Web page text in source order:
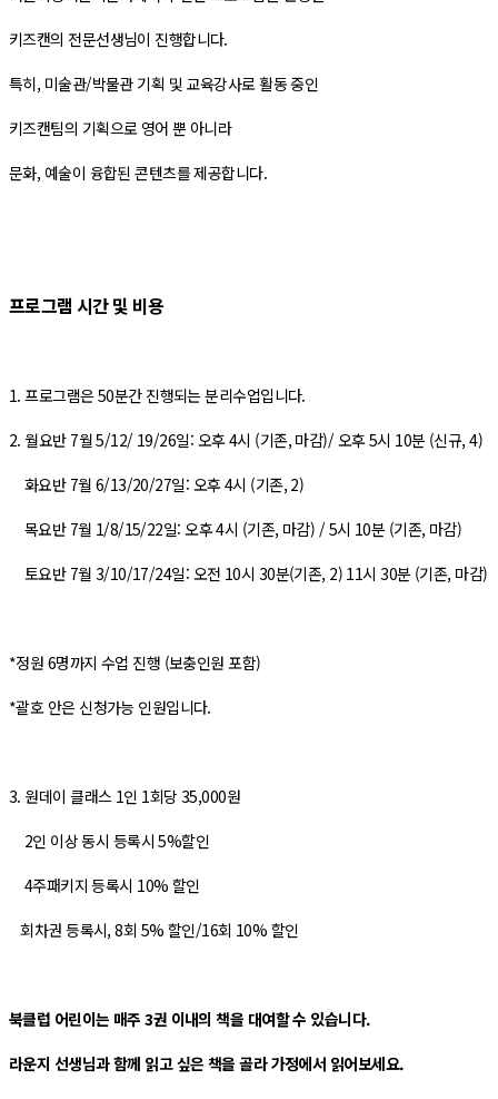
키즈캔의 전문선생님이 진행합니다.
특히, 미술관/박물관 기획 및 교육강사로 활동 중인
키즈캔팀의 기획으로 영어 뿐 아니라
문화, 예술이 융합된 콘텐츠를 제공합니다.
프로그램 시간 및 비용
1. 프로그램은 50분간 진행되는 분리수업입니다.
2. 월요반 7월 5/12/ 19/26일: 오후 4시 (기존, 마감)/ 오후 5시 10분 (신규, 4)
화요반 7월 6/13/20/27일: 오후 4시 (기존, 2)
목요반 7월 1/8/15/22일: 오후 4시 (기존, 마감) / 5시 10분 (기존, 마감)
토요반 7월 3/10/17/24일: 오전 10시 30분(기존, 2) 11시 30분 (기존, 마감)
*정원 6명까지 수업 진행 (보충인원 포함)
*괄호 안은 신청가능 인원입니다.
3. 원데이 클래스 1인 1회당 35,000원
2인 이상 동시 등록시 5%할인
4주패키지 등록시 10% 할인
회차권 등록시, 8회 5% 할인/16회 10% 할인
북클럽 어린이는 매주 3권 이내의 책을 대여할 수 있습니다.
라운지 선생님과 함께 읽고 싶은 책을 골라 가정에서 읽어보세요.